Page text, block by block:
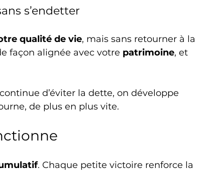
s’endetter
qualité de vie, mais sans retourner à la
façon alignée avec votre patrimoine, et
d’éviter la dette, on développe
de plus en plus vite.
. Chaque petite victoire renforce la